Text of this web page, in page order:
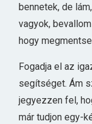
bennetek, de
vagyok,
hogy
Fogadja el az
segítséget. Ám
jegyezzen fel,
már tudjon egy-